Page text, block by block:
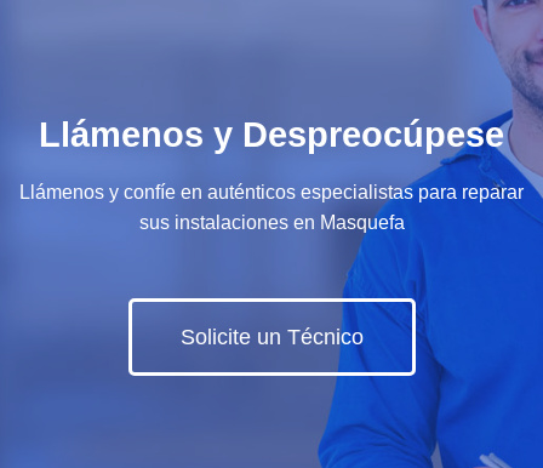
Llámenos y Despreocúpese
Llámenos y confíe en auténticos especialistas para reparar
sus instalaciones en Masquefa
Solicite un Técnico